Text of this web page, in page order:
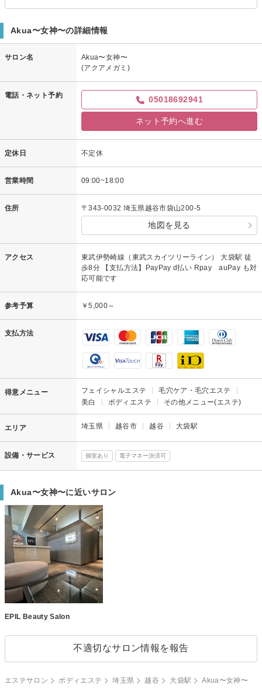
Akua〜女神〜の詳細情報
サロン名
Akua〜女神〜
(アクアメガミ)
電話・ネット予約 05018692941
ネット予約へ進む
定休日 不定休
営業時間 09:00~18:00
住所 〒343-0032 埼玉県越谷市袋山200-5
地図を見る
アクセス
東武伊勢崎線（東武スカイツリーライン） 大袋駅 徒
歩8分 【支払方法】PayPay d払い Rpay auPay も対
応可能です
参考予算 ￥5,000～
支払方法
得意メニュー フェイシャルエステ
毛穴ケア・毛穴エステ
美白
ボディエステ その他メニュー(エステ)
エリア 埼玉県 越谷市 越谷 大袋駅
設備・サービス 個室あり 電子マネー決済可
Akua〜女神〜に近いサロン
EPIL Beauty Salon
不適切なサロン情報を報告
エステサロン ボディエステ 埼玉県 越谷 大袋駅 Akua〜女神〜